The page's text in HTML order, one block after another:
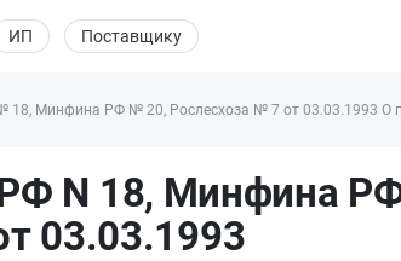
ИП Поставщику
Минфина РФ № 20, Рослесхоза № 7 от 03.03.1993 О
N 18, Минфина
03.03.1993